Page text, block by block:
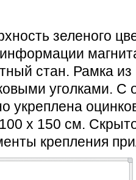
зеленого
стан. Рамка из
уголками. С
укреплена
х 150 см.
крепления